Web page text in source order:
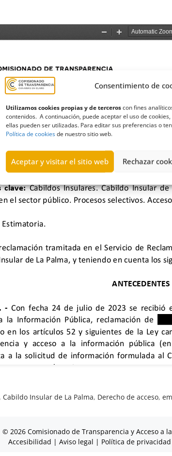
Consentimiento de
Utilizamos cookies propias y de terceroscon fines
contenidos. A continuación, puede aceptar el uso de
ellas pueden ser utilizadas. Para editar sus preferencias o
Política de cookiesde nuestro sitio web.
Aceptar y visitar el sitio web Rechazar
,Cabildo Insular de La Palma, Derecho de acceso,
© 2026 Comisionado de Transparencia y Acceso a
Accesibilidad | Aviso legal | Política de privacidad